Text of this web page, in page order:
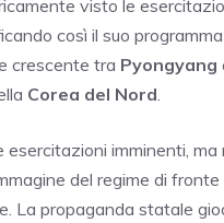
visto le
così il suo
crescente tra Pyongyang
Corea del Nord.
esercitazioni imminenti,
del regime di
propaganda statale